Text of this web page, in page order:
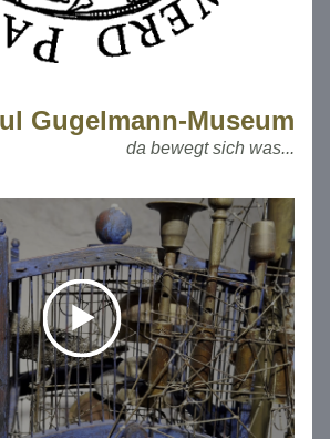
Gugelmann-Museum
da bewegt sich was...